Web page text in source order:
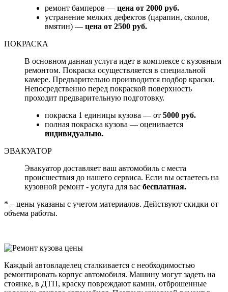
ремонт бамперов — цена от 2000 руб.
устранение мелких дефектов (царапин, сколов,
вмятин) — цена от 2500 руб.
ПОКРАСКА
В основном данная услуга идет в комплексе с кузовным
ремонтом. Покраска осуществляется в специальной
камере. Предварительно производится подбор краски.
Непосредственно перед покраской поверхность
проходит предварительную подготовку.
покраска 1 единицы кузова — от 5000 руб.
полная покраска кузова — оценивается
индивидуально.
ЭВАКУАТОР
Эвакуатор доставляет ваш автомобиль с места
происшествия до нашего сервиса. Если вы остаетесь на
кузовной ремонт - услуга для вас бесплатная.
* – цены указаны с учетом материалов. Действуют скидки от
объема работы.
Каждый автовладелец сталкивается с необходимостью
ремонтировать корпус автомобиля. Машину могут задеть на
стоянке, в ДТП, краску повреждают камни, отброшенные